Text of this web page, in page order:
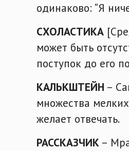
одинаково: “Я
СХОЛАСТИКА
может быть
поступок до его
КАЛЬКШТЕЙН –
множества
желает отвечать.
РАССКАЗЧИК –